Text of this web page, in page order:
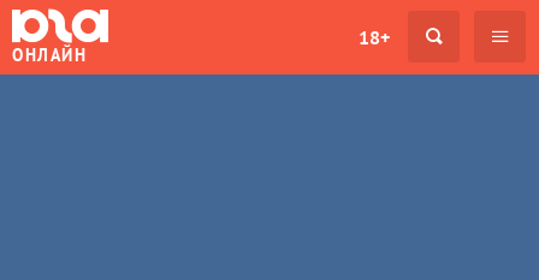
ОНЛАЙН
18+